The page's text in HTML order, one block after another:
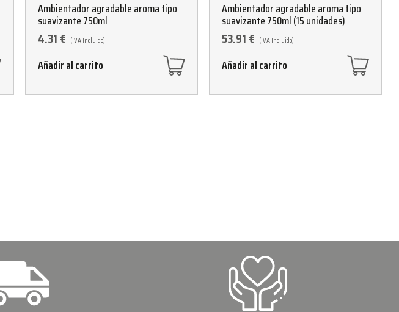
Ambientador agradable aroma tipo
suavizante 750ml
4.31€ (IVA Incluido)
Añadir al carrito
Ambientador agradable aroma tipo
suavizante 750ml (15 unidades)
53.91€ (IVA Incluido)
Añadir al carrito